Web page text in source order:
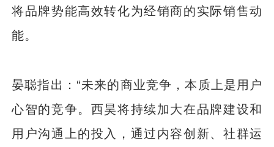
将品牌势能高效转化为经销商的实际销售动
能。
晏聪指出：“未来的商业竞争，本质上是用户
心智的竞争。西昊将持续加大在品牌建设和
用户沟通上的投入，通过内容创新、社群运